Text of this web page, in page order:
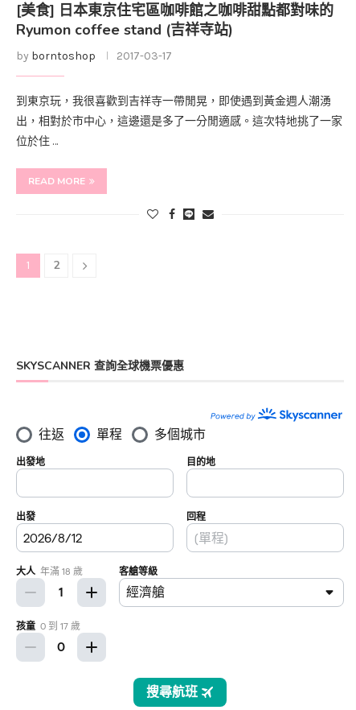
[美食] 日本東京住宅區咖啡館之咖啡甜點都對味的
Ryumon coffee stand (吉祥寺站)
by borntoshop 2017-03-17
到東京玩，我很喜歡到吉祥寺一帶閒晃，即使遇到黃金週人潮湧
出，相對於市中心，這邊還是多了一分閒適感。這次特地挑了一家
位於住 …
READ MORE
1 2
SKYSCANNER 查詢全球機票優惠